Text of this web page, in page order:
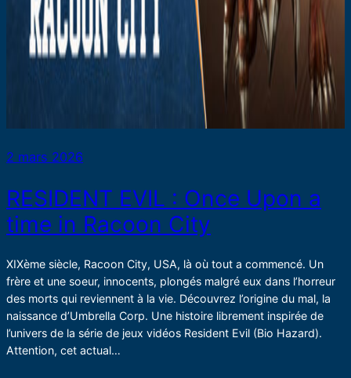
2 mars 2026
RESIDENT EVIL : Once Upon a
time in Racoon City
XIXème siècle, Racoon City, USA, là où tout a commencé. Un
frère et une soeur, innocents, plongés malgré eux dans l’horreur
des morts qui reviennent à la vie. Découvrez l’origine du mal, la
naissance d’Umbrella Corp. Une histoire librement inspirée de
l’univers de la série de jeux vidéos Resident Evil (Bio Hazard).
Attention, cet actual…